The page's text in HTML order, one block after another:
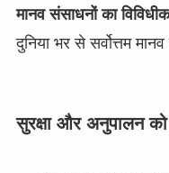
मानव संसाधनों का
दुनिया भर से सर्वोत्तम
सुरक्षा और अनुपालन